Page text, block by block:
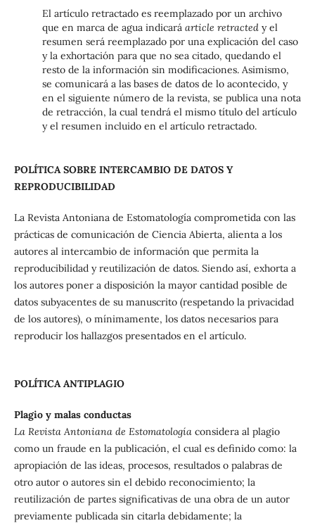
El artículo retractado es reemplazado por un archivo
que en marca de agua indicará article retractedy el
resumen será reemplazado por una explicación del caso
y la exhortación para que no sea citado, quedando el
resto de la información sin modificaciones. Asimismo,
se comunicará a las bases de datos de lo acontecido, y
en el siguiente número de la revista, se publica una nota
de retracción, la cual tendrá el mismo título del artículo
y el resumen incluido en el artículo retractado.
POLÍTICA SOBRE INTERCAMBIO DE DATOS Y
REPRODUCIBILIDAD
La Revista Antoniana de Estomatología comprometida con las
prácticas de comunicación de Ciencia Abierta, alienta a los
autores al intercambio de información que permita la
reproducibilidad y reutilización de datos. Siendo así, exhorta a
los autores poner a disposición la mayor cantidad posible de
datos subyacentes de su manuscrito (respetando la privacidad
de los autores), o mínimamente, los datos necesarios para
reproducir los hallazgos presentados en el artículo.
POLÍTICA ANTIPLAGIO
Plagio y malas conductas
La Revista Antoniana de Estomatología considera al plagio
como un fraude en la publicación, el cual es definido como: la
apropiación de las ideas, procesos, resultados o palabras de
otro autor o autores sin el debido reconocimiento; la
reutilización de partes significativas de una obra de un autor
previamente publicada sin citarla debidamente; la